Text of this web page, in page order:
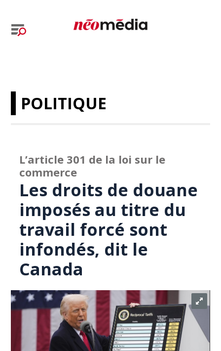
POLITIQUE
L’article 301 de la loi sur le
commerce
Les droits de douane
imposés au titre du
travail forcé sont
infondés, dit le
Canada